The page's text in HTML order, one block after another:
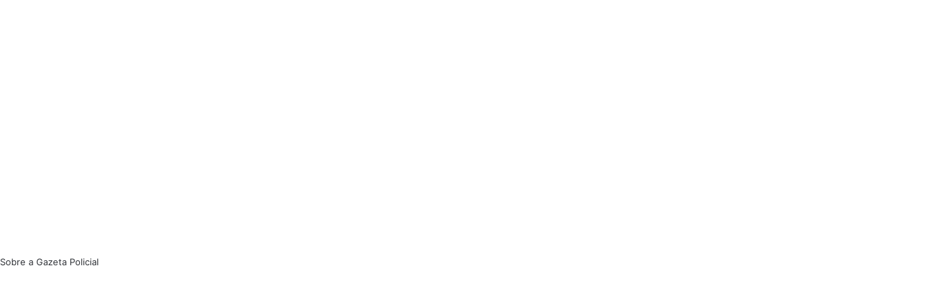
Sobre a Gazeta Policial